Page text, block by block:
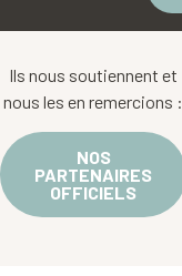
Ils nous soutiennent et
nous les en remercions :
NOS
PARTENAIRES
OFFICIELS